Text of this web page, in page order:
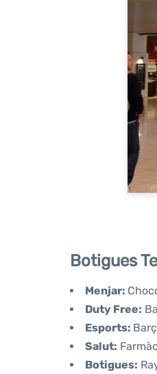
Botigues
Menjar:
Duty Free:
Esports:
Salut:
Botigues: